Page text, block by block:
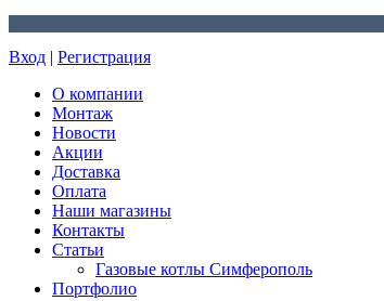
Вход | Регистрация
О компании
Монтаж
Новости
Акции
Доставка
Оплата
Наши магазины
Контакты
Статьи
Газовые котлы Симферополь
Портфолио